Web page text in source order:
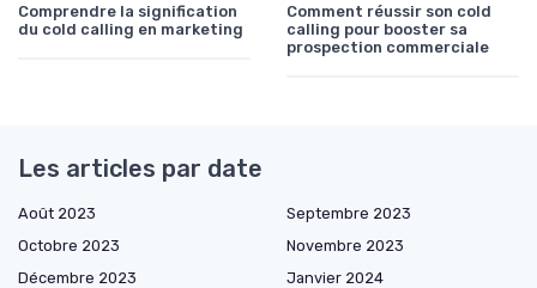
Comprendre la signification
du cold calling en marketing
Comment réussir son cold
calling pour booster sa
prospection commerciale
Les articles par date
Août 2023
Septembre 2023
Octobre 2023
Novembre 2023
Décembre 2023
Janvier 2024